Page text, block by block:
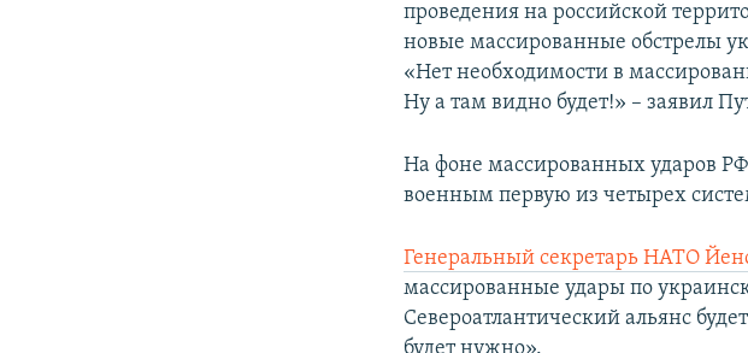
проведения на российской
новые массированные обстрелы
«Нет необходимости в
Ну а там видно будет!» – заявил
На фоне массированных ударов
военным первую из четырех
Генеральный секретарь НАТО
массированные удары по
Североатлантический альянс